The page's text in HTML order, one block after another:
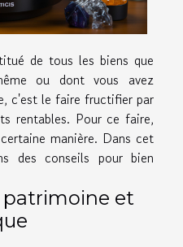
de tous les biens que
ou dont vous avez
c'est le faire fructifier par
rentables. Pour ce faire,
manière. Dans cet
des conseils pour bien
et